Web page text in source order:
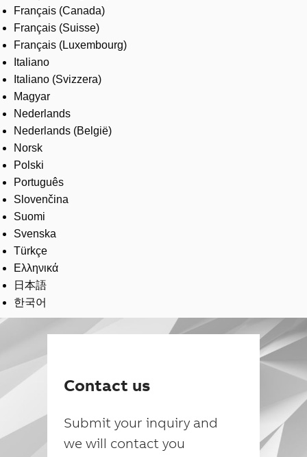
Français (Canada)
Français (Suisse)
Français (Luxembourg)
Italiano
Italiano (Svizzera)
Magyar
Nederlands
Nederlands (België)
Norsk
Polski
Português
Slovenčina
Suomi
Svenska
Türkçe
Ελληνικά
日本語
한국어
Contact us
Submit your inquiry and
we will contact you